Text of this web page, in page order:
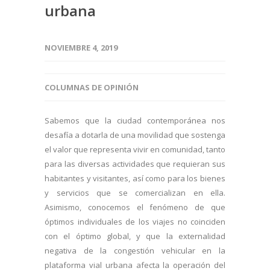
urbana
NOVIEMBRE 4, 2019
COLUMNAS DE OPINIÓN
Sabemos que la ciudad contemporánea nos
desafía a dotarla de una movilidad que sostenga
el valor que representa vivir en comunidad, tanto
para las diversas actividades que requieran sus
habitantes y visitantes, así como para los bienes
y servicios que se comercializan en ella.
Asimismo, conocemos el fenómeno de que
óptimos individuales de los viajes no coinciden
con el óptimo global, y que la externalidad
negativa de la congestión vehicular en la
plataforma vial urbana afecta la operación del